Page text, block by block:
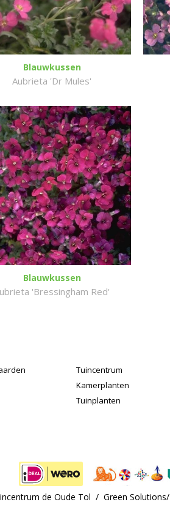
Blauwkussen
Aubrieta 'Dr Mules'
Blauwkussen
'Bressingham Red'
Tuincentrum
Kamerplanten
Tuinplanten
de Oude Tol / Green Solutions/